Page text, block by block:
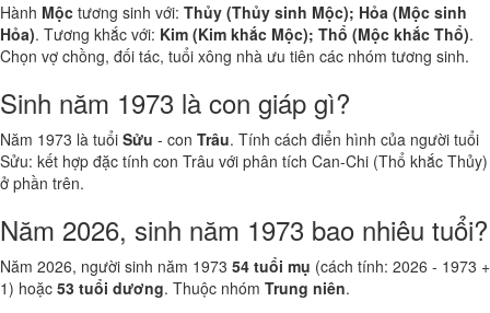
Hành Mộc tương sinh với: Thủy (Thủy sinh Mộc); Hỏa (Mộc sinh
Hỏa). Tương khắc với: Kim (Kim khắc Mộc); Thổ (Mộc khắc Thổ).
Chọn vợ chồng, đối tác, tuổi xông nhà ưu tiên các nhóm tương sinh.
Sinh năm 1973 là con giáp gì?
Năm 1973 là tuổi Sửu - con Trâu. Tính cách điển hình của người tuổi
Sửu: kết hợp đặc tính con Trâu với phân tích Can-Chi (Thổ khắc Thủy)
ở phần trên.
Năm 2026, sinh năm 1973 bao nhiêu tuổi?
Năm 2026, người sinh năm 1973 54 tuổi mụ (cách tính: 2026 - 1973 +
1) hoặc 53 tuổi dương. Thuộc nhóm Trung niên.